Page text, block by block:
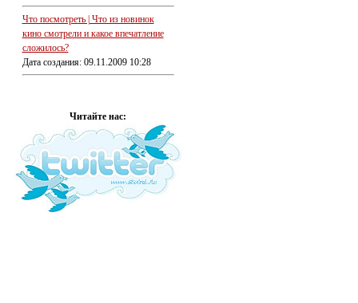
Что посмотреть | Что из новинок
кино смотрели и какое впечатление
сложилось?
Дата создания: 09.11.2009 10:28
Читайте нас: